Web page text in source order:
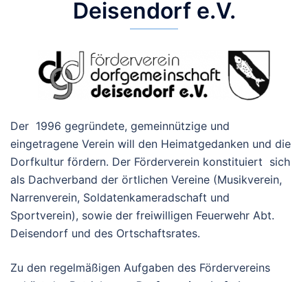
Deisendorf e.V.
Der 1996 gegründete, gemeinnützige und
eingetragene Verein will den Heimatgedanken und die
Dorfkultur fördern. Der Förderverein konstituiert sich
als Dachverband der örtlichen Vereine (Musikverein,
Narrenverein, Soldatenkameradschaft und
Sportverein), sowie der freiwilligen Feuerwehr Abt.
Deisendorf und des Ortschaftsrates.
Zu den regelmäßigen Aufgaben des Fördervereins